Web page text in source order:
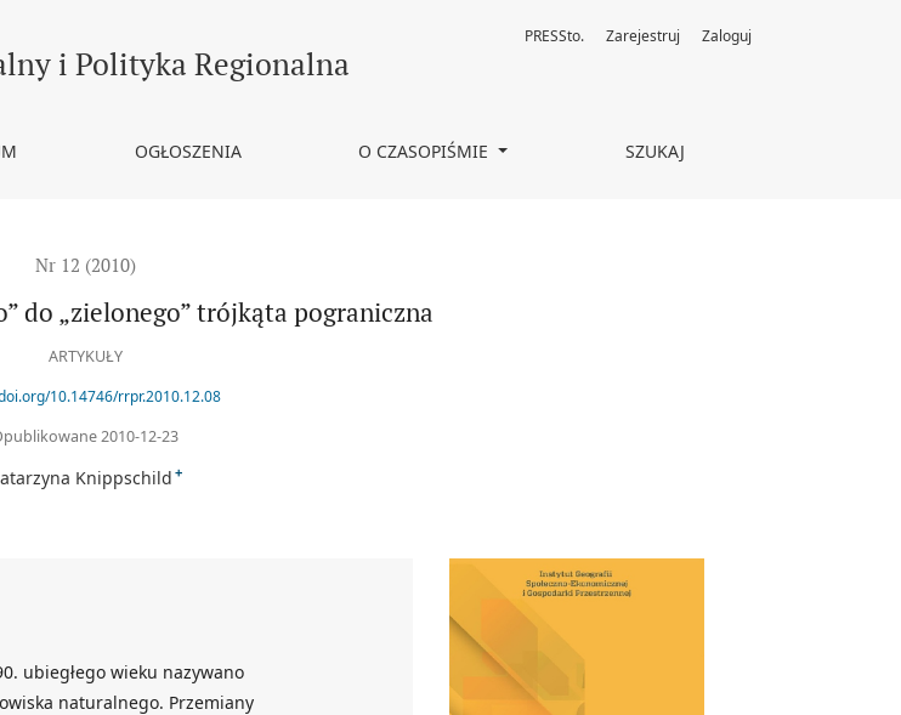
i Polityka Regionalna
OGŁOSZENIA O CZASOPIŚMIE SZUKAJ
PRESSto. Zarejestruj Zaloguj
Nr 12 (2010)
do „zielonego” trójkąta pograniczna
ARTYKUŁY
10.14746/rrpr.2010.12.08
2010-12-23
Knippschild +
ubiegłego wieku nazywano
naturalnego. Przemiany